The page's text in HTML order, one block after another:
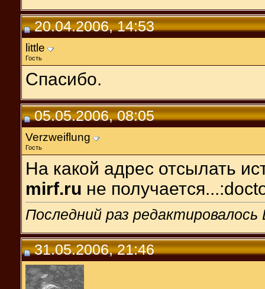
20.04.2006, 14:53
little
Гость
Спасибо.
05.05.2006, 08:05
Verzweiflung
Гость
На какой адрес отсылать
mirf.ru не
Последний раз
31.05.2006, 21:46